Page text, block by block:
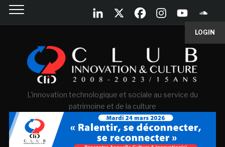
LOGIN
L'innovation technologique et sociale au service du
patrimoine et de la culture